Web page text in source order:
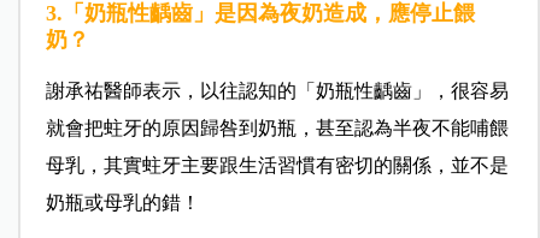
3.「奶瓶性齲齒」是因為夜奶造成，應停止餵
奶？
謝承祐醫師表示，以往認知的「奶瓶性齲齒」，很容易
就會把蛀牙的原因歸咎到奶瓶，甚至認為半夜不能哺餵
母乳，其實蛀牙主要跟生活習慣有密切的關係，並不是
奶瓶或母乳的錯！